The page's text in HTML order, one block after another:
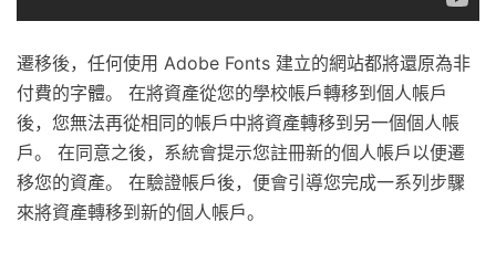
遷移後，任何使用 Adobe Fonts 建立的網站都將還原為非
付費的字體。 在將資產從您的學校帳戶轉移到個人帳戶
後，您無法再從相同的帳戶中將資產轉移到另一個個人帳
戶。 在同意之後，系統會提示您註冊新的個人帳戶以便遷
移您的資產。 在驗證帳戶後，便會引導您完成一系列步驟
來將資產轉移到新的個人帳戶。